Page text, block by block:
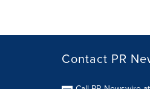
Contact PR